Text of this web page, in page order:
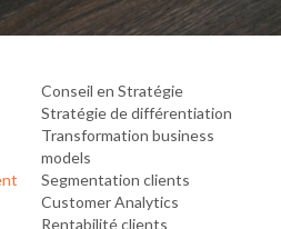
Conseil en Stratégie
Stratégie de différentiation
Transformation business
models
Segmentation clients
Customer Analytics
Rentabilité clients